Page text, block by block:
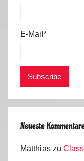
E-Mail*
Neueste
Matthias zu